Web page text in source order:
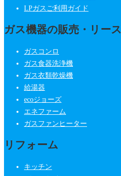
LPガスご利用ガイド
ガス機器の販売・リース
ガスコンロ
ガス食器洗浄機
ガス衣類乾燥機
給湯器
ecoジョーズ
エネファーム
ガスファンヒーター
リフォーム
キッチン